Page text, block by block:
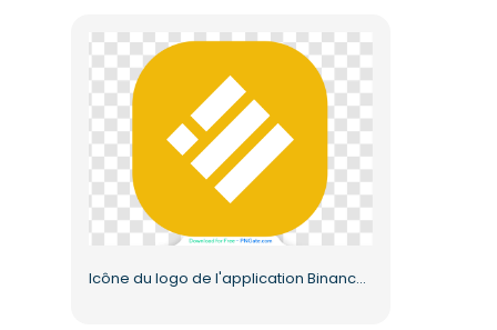
Icône du logo de l'application Binance, carré arrondi jaune, PNG gratuit